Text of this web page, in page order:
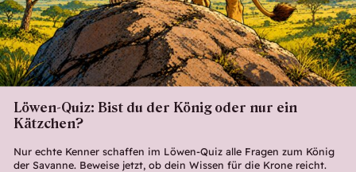
Löwen-Quiz: Bist du der König oder nur ein
Kätzchen?
Nur echte Kenner schaffen im Löwen-Quiz alle Fragen zum König
der Savanne. Beweise jetzt, ob dein Wissen für die Krone reicht.